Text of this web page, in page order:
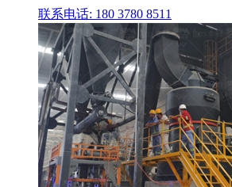
联系电话: 180 3780 8511